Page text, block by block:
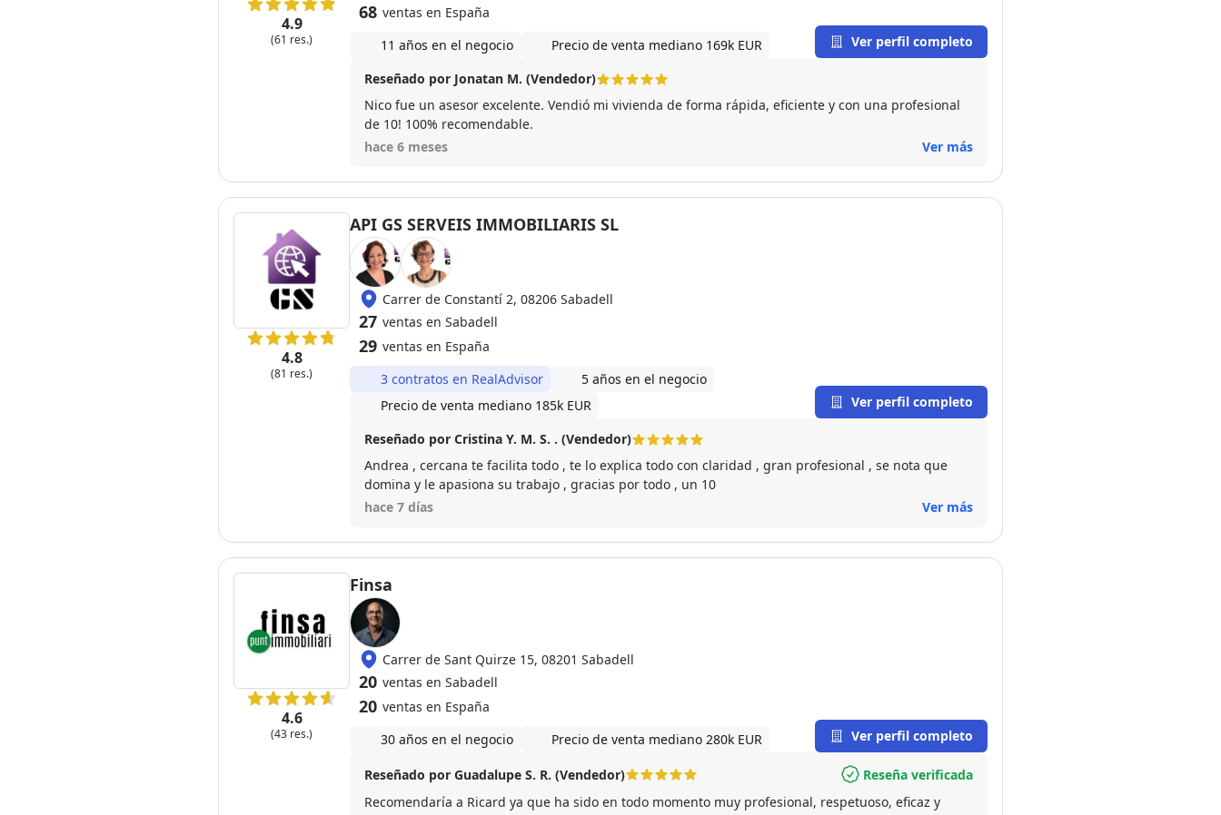
4.9
(61 res.)
68 ventas en España
11 años en el negocio
Precio de venta mediano 169k EUR Ver perfil completo
Reseñado por Jonatan M. (Vendedor)
Nico fue un asesor excelente. Vendió mi vivienda de forma rápida, eficiente y con una profesional
de 10! 100% recomendable.
hace 6 meses
Ver más
4.8
(81 res.)
API GS SERVEIS IMMOBILIARIS SL
Carrer de Constantí 2, 08206 Sabadell
27 ventas en Sabadell
29 ventas en España
3 contratos en RealAdvisor
5 años en el negocio
Precio de venta mediano 185k EUR
Ver perfil completo
Reseñado por Cristina Y. M. S. . (Vendedor)
Andrea , cercana te facilita todo , te lo explica todo con claridad , gran profesional , se nota que
domina y le apasiona su trabajo , gracias por todo , un 10
hace 7 días
Ver más
4.6
(43 res.)
Finsa
Carrer de Sant Quirze 15, 08201 Sabadell
20 ventas en Sabadell
20 ventas en España
30 años en el negocio
Precio de venta mediano 280k EUR Ver perfil completo
Reseñado por Guadalupe S. R. (Vendedor)
Reseña verificada
Recomendaría a Ricard ya que ha sido en todo momento muy profesional, respetuoso, eficaz y